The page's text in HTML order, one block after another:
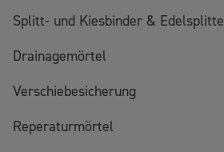
Splitt- und Kiesbinder & Edelsplitte
Drainagemörtel
Verschiebesicherung
Reperaturmörtel